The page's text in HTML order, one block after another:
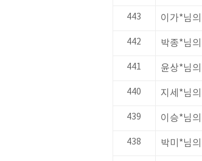
443 이가*님
442 박종*님
441 윤상*님
440 지세*님
439 이승*님
438 박미*님